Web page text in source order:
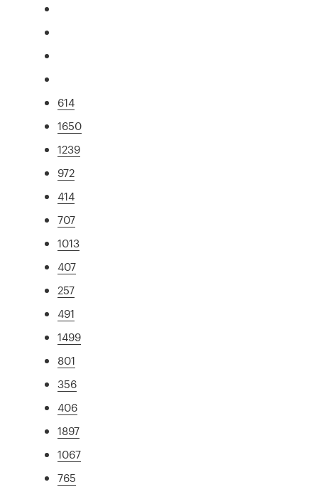
614
1650
1239
972
414
707
1013
407
257
491
1499
801
356
406
1897
1067
765